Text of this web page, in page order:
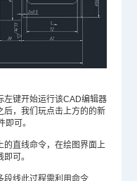
左键开始运行该CAD编辑器
后，我们玩点击上方的的新
即可。
的直线命令，在绘图界面上
可。
段线此过程需利用命令